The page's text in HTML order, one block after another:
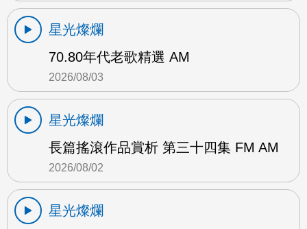
星光燦爛
70.80年代老歌精選 AM
2026/08/03
星光燦爛
長篇搖滾作品賞析 第三十四集 FM AM
2026/08/02
星光燦爛